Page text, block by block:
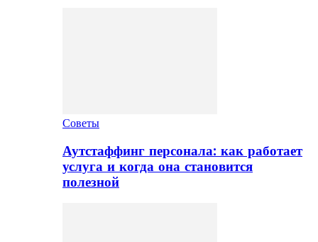
Советы
Аутстаффинг персонала: как работает
услуга и когда она становится
полезной